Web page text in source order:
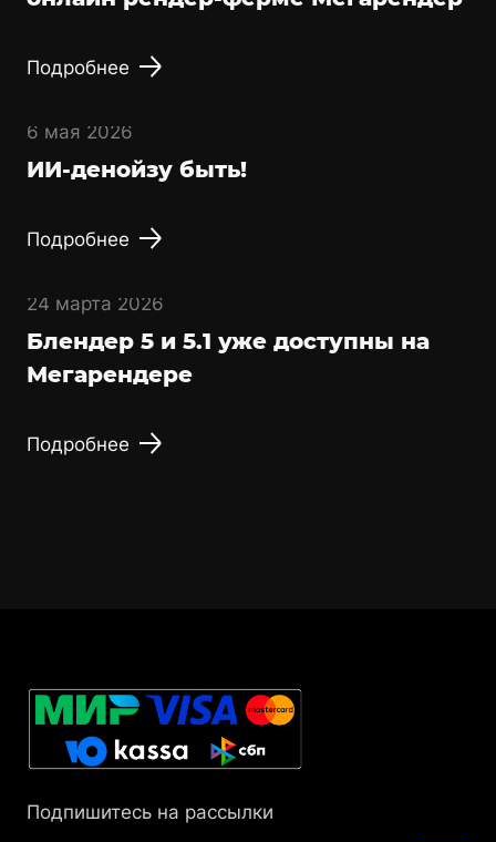
Подробнее
6 мая 2026
ИИ-денойзу быть!
Подробнее
24 марта 2026
Блендер 5 и 5.1 уже доступны на
Мегарендере
Подробнее
Подпишитесь на рассылки